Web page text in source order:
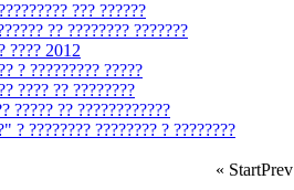
??? ??????
?? ???????? ???????
???? 2012
? ????????? ?????
???? ?? ????????
????? ?? ????????????
? ???????? ???????? ? ????????
« StartPrev